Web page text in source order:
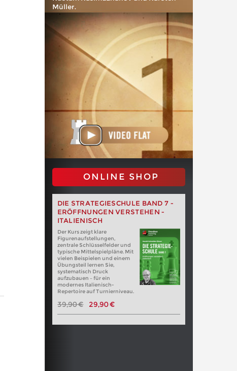
Müller.
ONLINE SHOP
DIE STRATEGIESCHULE BAND 7 -
ERÖFFNUNGEN VERSTEHEN -
ITALIENISCH
Der Kurs zeigt klare
Figurenaufstellungen,
zentrale Schlüsselfelder und
typische Mittelspielpläne. Mit
vielen Beispielen und einem
Übungsteil lernen Sie,
systematisch Druck
aufzubauen – für ein
modernes Italienisch-
Repertoire auf Turnierniveau.
39,90 € 29,90 €